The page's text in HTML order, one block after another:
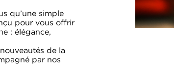
qu’une simple
pour vous offrir
: élégance,
de la
par nos